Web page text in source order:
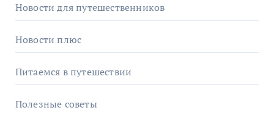
Новости для путешественников
Новости плюс
Питаемся в путешествии
Полезные советы